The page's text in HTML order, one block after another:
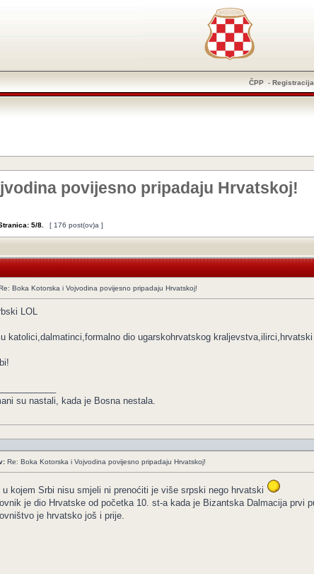
ČPP - Registracija
povijesno pripadaju Hrvatskoj!
5/8 [ 176 post(ov)a ]
Boka Kotorska i Vojvodina povijesno pripadaju Hrvatskoj!
LOL
katolici,dalmatinci,formalno dio ugarskohrvatskog
su nastali, kada je Bosna nestala.
Re: Boka Kotorska i Vojvodina povijesno pripadaju Hrvatskoj!
u kojem Srbi nisu smjeli ni prenoćiti je više srpski nego hrvatski
je dio Hrvatske od početka 10. st-a kada je Bizantska Dalmacija prvi
je hrvatsko još i prije.